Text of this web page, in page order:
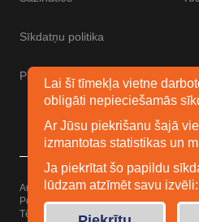
Sīkdatņu politika
Piekļūstamības paziņojums
Autortiesības © 2026 Esidrošs
Powered byWordPress
Tēma: Uku noElmastudio
Lai šī tīmekļa vietne
obligāti nepieciešamās
Ar Jūsu piekrišanu šajā
izmantotas statistikas un
Ja piekrītat šo papildu
lūdzam atzīmēt savu izvēli: